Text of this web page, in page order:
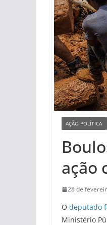
AÇÃO POLÍTICA
ação
28 de
O deputado
Ministério